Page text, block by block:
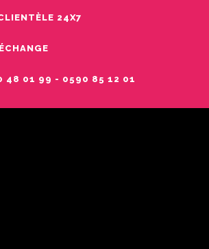
​​24X7
48 01 99 - 0590 85 12 01